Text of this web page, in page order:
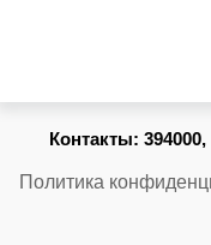
Контакты:
Политика